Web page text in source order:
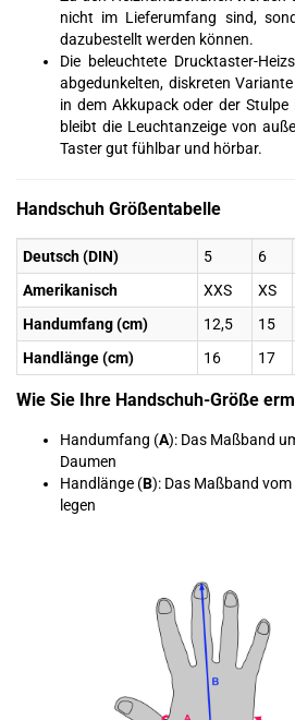
nicht im Lieferumfang sind,
dazubestellt werden können.
Die beleuchtete Drucktaster-
abgedunkelten, diskreten
in dem Akkupack oder der
bleibt die Leuchtanzeige von
Taster gut fühlbar und hörbar.
Handschuh Größentabelle
Deutsch (DIN) 5 6
Amerikanisch
XXS XS
Handumfang (cm)
12,5 15
Handlänge (cm)
16 17
Wie Sie Ihre Handschuh-Größe
Handumfang (A): Das Maßband
Daumen
Handlänge (B): Das Maßband
legen